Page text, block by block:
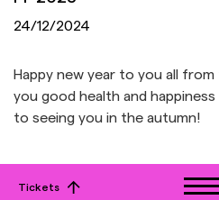
24/12/2024
Happy new year to you all
you good health and
to seeing you in the autumn!
Tickets